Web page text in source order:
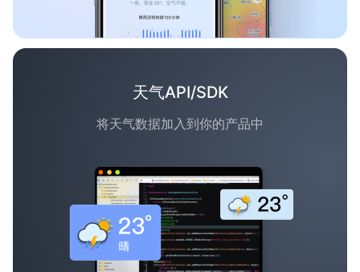
天气API/SDK
将天气数据加入到你的产品中